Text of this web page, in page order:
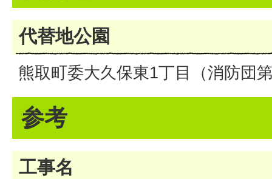
代替地公園
熊取町委大久保東1丁目（消防団
参考
工事名